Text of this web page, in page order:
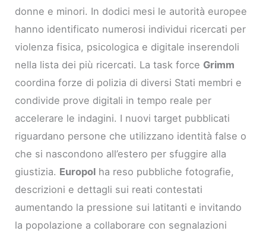
donne e minori. In dodici mesi le autorità europee
hanno identificato numerosi individui ricercati per
violenza fisica, psicologica e digitale inserendoli
nella lista dei più ricercati. La task force Grimm
coordina forze di polizia di diversi Stati membri e
condivide prove digitali in tempo reale per
accelerare le indagini. I nuovi target pubblicati
riguardano persone che utilizzano identità false o
che si nascondono all’estero per sfuggire alla
giustizia. Europol ha reso pubbliche fotografie,
descrizioni e dettagli sui reati contestati
aumentando la pressione sui latitanti e invitando
la popolazione a collaborare con segnalazioni